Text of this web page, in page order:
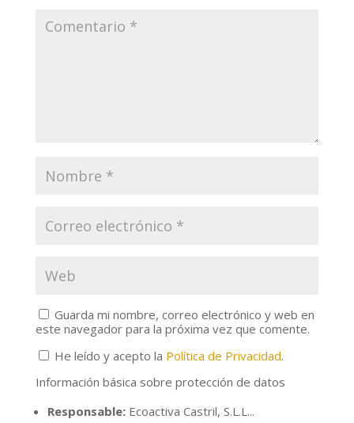
Guarda mi nombre, correo electrónico y web en
este navegador para la próxima vez que comente.
He leído y acepto la Política de Privacidad.
Información básica sobre protección de datos
Responsable:Ecoactiva Castril, S.L.L...